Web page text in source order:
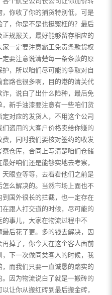
你收了你的捕货特别低，可是
，你是不是也挺冤枉的？最后
规报关，最好能够留存相应的
一定要注意霸王免责条款货权
要注意说清楚每一条条款的原
，所以咱们尽可能的争取对自
路也很多啊，目的港的清关代
，说白了出什么险种，最后免
新手油漆要注意有一些咱们货
对应的发货人，不用这个公司
盗用的大客户价格卖给你赚的
，同时我们要核对签约的收发
仓库，合同上写清楚咱们仓储
好咱们还是能够实地去考察，
眼查等等，去看看他们之前是
么解决的。当然市场上面也不
国外很长的拦截，也一定存在
跟人打交道的时候，尽可能的
事儿，大家在物流过程中不
后花了更。多的钱去解决，因
掉了，你今天在这个客人面前
下一次做同类客人的时候，我
而我们只要一直诚恳的踏实的
因为物流说白了就是一搬砖的
让你从搬红砖到最后搬金砖，